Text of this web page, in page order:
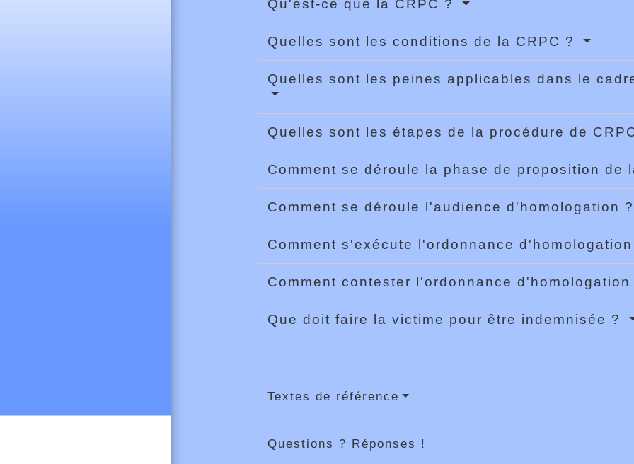
Qu'est-ce que la CRPC ?
Quelles sont les conditions de la CRPC ?
Quelles sont les peines applicables dans le
Quelles sont les étapes de la procédure de
Comment se déroule la phase de proposition de
Comment se déroule l'audience d'homologation ?
Comment s'exécute l'ordonnance d'homologation
Comment contester l'ordonnance d'homologation
Que doit faire la victime pour être indemnisée ?
Textes de référence
Questions ? Réponses !